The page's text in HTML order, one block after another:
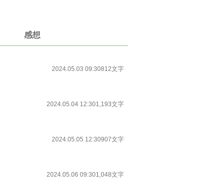
感想
2024.05.03 09:30812文字
2024.05.04 12:301,193文字
2024.05.05 12:30907文字
2024.05.06 09:301,048文字